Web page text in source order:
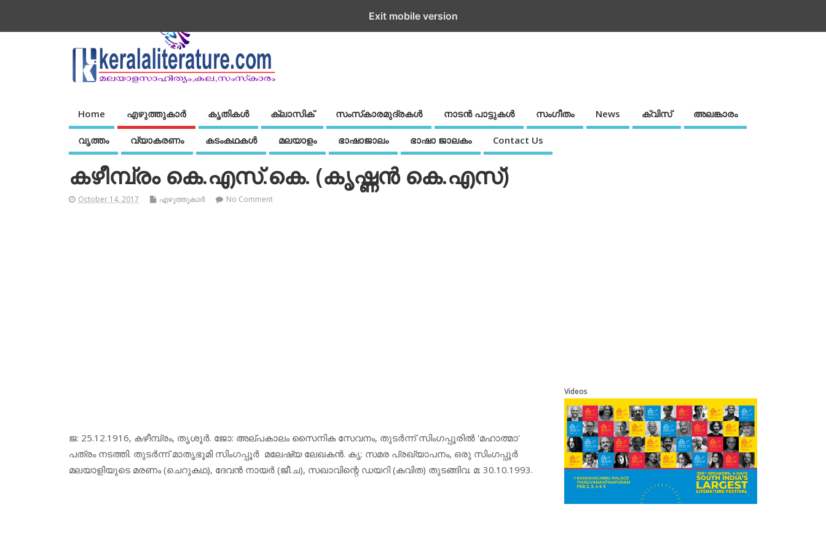
Home എഴുത്തുകാര്‍ കൃതികൾ ക്ലാസിക് സംസ്‌കാരമുദ്രകള്‍ നാടന്‍ പാട്ടുകള്‍ സംഗീതം News ക്വിസ് അലങ്കാരം
വൃത്തം വ്യാകരണം കടംകഥകള്‍ മലയാളം ഭാഷാജാലം ഭാഷാ ജാലകം Contact Us
കഴീമ്പ്രം കെ.എസ്.കെ. (കൃഷ്ണന്‍ കെ.എസ്)
October 14, 2017 എഴുത്തുകാര്‍ No Comment
ജ: 25.12.1916, കഴീമ്പ്രം, തൃശൂര്‍. ജോ: അല്പകാലം സൈനിക സേവനം, തുടര്‍ന്ന് സിംഗപ്പൂരില്‍ 'മഹാത്മാ'
പത്രം നടത്തി. തുടര്‍ന്ന് മാതൃഭൂമി സിംഗപ്പൂര്‍ മലേഷ്യ ലേഖകന്‍. കൃ: സമര പ്രഖ്യാപനം, ഒരു സിംഗപ്പൂര്‍
മലയാളിയുടെ മരണം (ചെറുകഥ), ദേവന്‍ നായര്‍ (ജീ.ച), സഖാവിന്റെ ഡയറി (കവിത) തുടങ്ങിവ. മ: 30.10.1993.
Videos
Exit mobile version